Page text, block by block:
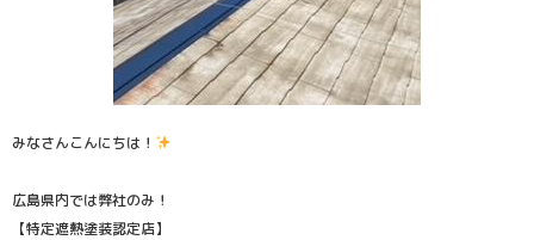
みなさんこんにちは！
広島県内では弊社のみ！
【特定遮熱塗装認定店】